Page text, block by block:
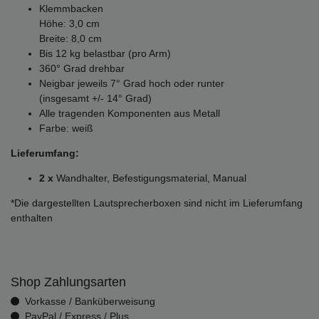
Klemmbacken
Höhe: 3,0 cm
Breite: 8,0 cm
Bis 12 kg belastbar (pro Arm)
360° Grad drehbar
Neigbar jeweils 7° Grad hoch oder runter
(insgesamt +/- 14° Grad)
Alle tragenden Komponenten aus Metall
Farbe: weiß
Lieferumfang:
2 x Wandhalter, Befestigungsmaterial, Manual
*Die dargestellten Lautsprecherboxen sind nicht im Lieferumfang
enthalten
Shop Zahlungsarten
Vorkasse / Banküberweisung
PayPal / Express / Plus